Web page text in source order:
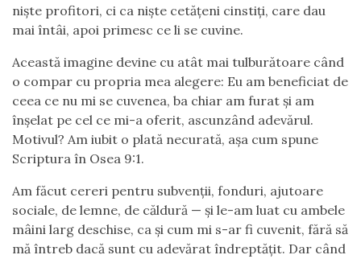
niște profitori, ci ca niște cetățeni cinstiți, care dau
mai întâi, apoi primesc ce li se cuvine.
Această imagine devine cu atât mai tulburătoare când
o compar cu propria mea alegere: Eu am beneficiat de
ceea ce nu mi se cuvenea, ba chiar am furat și am
înșelat pe cel ce mi-a oferit, ascunzând adevărul.
Motivul? Am iubit o plată necurată, așa cum spune
Scriptura în Osea 9:1.
Am făcut cereri pentru subvenții, fonduri, ajutoare
sociale, de lemne, de căldură — și le-am luat cu ambele
mâini larg deschise, ca și cum mi s-ar fi cuvenit, fără să
mă întreb dacă sunt cu adevărat îndreptățit. Dar când